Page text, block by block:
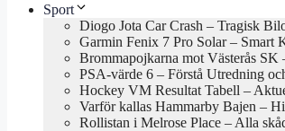
Sport
Diogo Jota Car Crash – Tragisk
Garmin Fenix 7 Pro Solar – Smart
Brommapojkarna mot Västerås SK
PSA-värde 6 – Förstå Utredning
Hockey VM Resultat Tabell –
Varför kallas Hammarby Bajen –
Rollistan i Melrose Place – Alla